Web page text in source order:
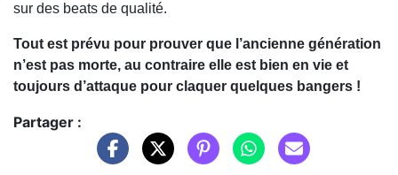
sur des beats de qualité.
Tout est prévu pour prouver que l’ancienne génération
n’est pas morte, au contraire elle est bien en vie et
toujours d’attaque pour claquer quelques bangers !
Partager :